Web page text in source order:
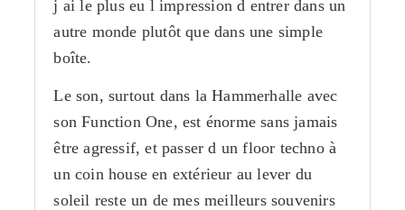
j ai le plus eu l impression d entrer dans un
autre monde plutôt que dans une simple
boîte.
Le son, surtout dans la Hammerhalle avec
son Function One, est énorme sans jamais
être agressif, et passer d un floor techno à
un coin house en extérieur au lever du
soleil reste un de mes meilleurs souvenirs